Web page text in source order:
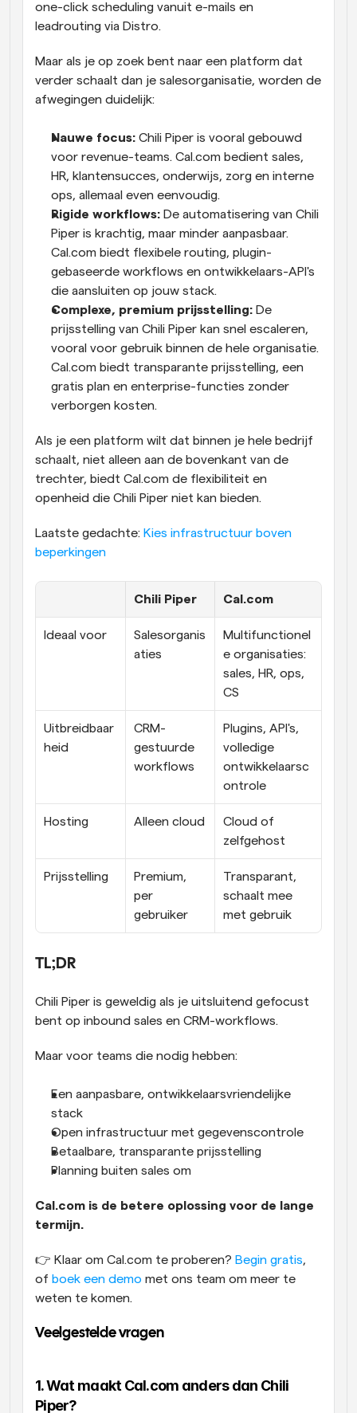
one-click scheduling vanuit e-mails en
leadrouting via Distro.
Maar als je op zoek bent naar een platform dat
verder schaalt dan je salesorganisatie, worden de
afwegingen duidelijk:
Nauwe focus: Chili Piper is vooral gebouwd
voor revenue-teams. Cal.com bedient sales,
HR, klantensucces, onderwijs, zorg en interne
ops, allemaal even eenvoudig.
Rigide workflows: De automatisering van Chili
Piper is krachtig, maar minder aanpasbaar.
Cal.com biedt flexibele routing, plugin-
gebaseerde workflows en ontwikkelaars-API's
die aansluiten op jouw stack.
Complexe, premium prijsstelling: De
prijsstelling van Chili Piper kan snel escaleren,
vooral voor gebruik binnen de hele organisatie.
Cal.com biedt transparante prijsstelling, een
gratis plan en enterprise-functies zonder
verborgen kosten.
Als je een platform wilt dat binnen je hele bedrijf
schaalt, niet alleen aan de bovenkant van de
trechter, biedt Cal.com de flexibiliteit en
openheid die Chili Piper niet kan bieden.
Laatste gedachte: Kies infrastructuur boven
beperkingen
Chili Piper Cal.com
Ideaal voor
Salesorganis
aties
Multifunctionel
e organisaties:
sales, HR, ops,
CS
Uitbreidbaar
heid
CRM-
gestuurde
workflows
Plugins, API's,
volledige
ontwikkelaarsc
ontrole
Hosting Alleen cloud
Cloud of
zelfgehost
Prijsstelling
Premium,
per
gebruiker
Transparant,
schaalt mee
met gebruik
TL;DR
Chili Piper is geweldig als je uitsluitend gefocust
bent op inbound sales en CRM-workflows.
Maar voor teams die nodig hebben:
Een aanpasbare, ontwikkelaarsvriendelijke
stack
Open infrastructuur met gegevenscontrole
Betaalbare, transparante prijsstelling
Planning buiten sales om
Cal.com is de betere oplossing voor de lange
termijn.
👉 Klaar om Cal.com te proberen? Begin gratis,
of boek een demo met ons team om meer te
weten te komen.
Veelgestelde vragen
1. Wat maakt Cal.com anders dan Chili
Piper?